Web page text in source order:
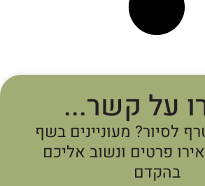
על קשר...
מעוניינים בשף
פרטים ונשוב אליכם
בהקדם